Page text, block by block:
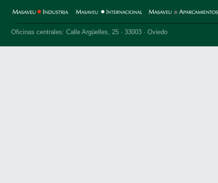
Oficinas centrales: Calle Argüelles, 25 · 33003 · Oviedo